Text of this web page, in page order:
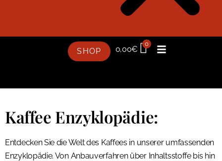
SHOP 0,00€
0
Kaffee Enzyklopädie:
Entdecken Sie die Welt des Kaffees in unserer umfassenden
Enzyklopädie. Von Anbauverfahren über Inhaltsstoffe bis hin